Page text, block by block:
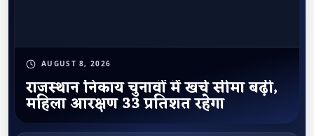
AUGUST 8, 2026
राजस्थान निकाय चुनावों में खर्च सीमा बढ़ी,
महिला आरक्षण 33 प्रतिशत रहेगा